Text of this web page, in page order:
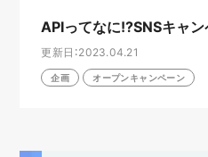
APIってなに!?SNSキャ
更新日：2023.04.21
企画 オープンキャンペーン